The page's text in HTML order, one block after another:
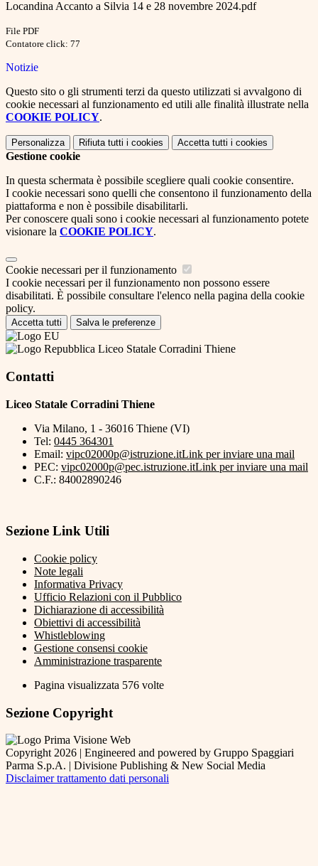
Locandina Accanto a Silvia 14 e 28 novembre 2024.pdf
File PDF
Contatore click: 77
Notizie
Questo sito o gli strumenti terzi da questo utilizzati si avvalgono di
cookie necessari al funzionamento ed utili alle finalità illustrate nella
COOKIE POLICY.
Personalizza Rifiuta tutti i cookies Accetta tutti i cookies
Gestione cookie
In questa schermata è possibile scegliere quali cookie consentire.
I cookie necessari sono quelli che consentono il funzionamento della
piattaforma e non è possibile disabilitarli.
Per conoscere quali sono i cookie necessari al funzionamento potete
visionare la COOKIE POLICY.
Cookie necessari per il funzionamento
I cookie necessari per il funzionamento non possono essere
disabilitati. È possibile consultare l'elenco nella pagina della cookie
policy.
Accetta tutti Salva le preferenze
Liceo Statale Corradini Thiene
Contatti
Liceo Statale Corradini Thiene
Via Milano, 1 - 36016 Thiene (VI)
Tel: 0445 364301
Email: vipc02000p@istruzione.itLink per inviare una mail
PEC: vipc02000p@pec.istruzione.itLink per inviare una mail
C.F.: 84002890246
Sezione Link Utili
Cookie policy
Note legali
Informativa Privacy
Ufficio Relazioni con il Pubblico
Dichiarazione di accessibilità
Obiettivi di accessibilità
Whistleblowing
Gestione consensi cookie
Amministrazione trasparente
Pagina visualizzata 576 volte
Sezione Copyright
Copyright 2026 | Engineered and powered by Gruppo Spaggiari
Parma S.p.A. | Divisione Publishing & New Social Media
Disclaimer trattamento dati personali